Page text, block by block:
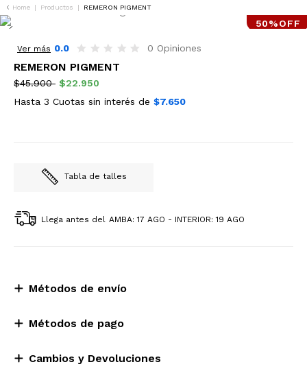
Home | Productos | REMERON PIGMENT
50%OFF
Ver más 0.0 0 Opiniones
REMERON PIGMENT
$45.900 $22.950
Hasta 3 Cuotas sin interés de $7.650
Tabla de talles
Llega antes del AMBA: 17 AGO - INTERIOR: 19 AGO
Métodos de envío
Métodos de pago
Cambios y Devoluciones